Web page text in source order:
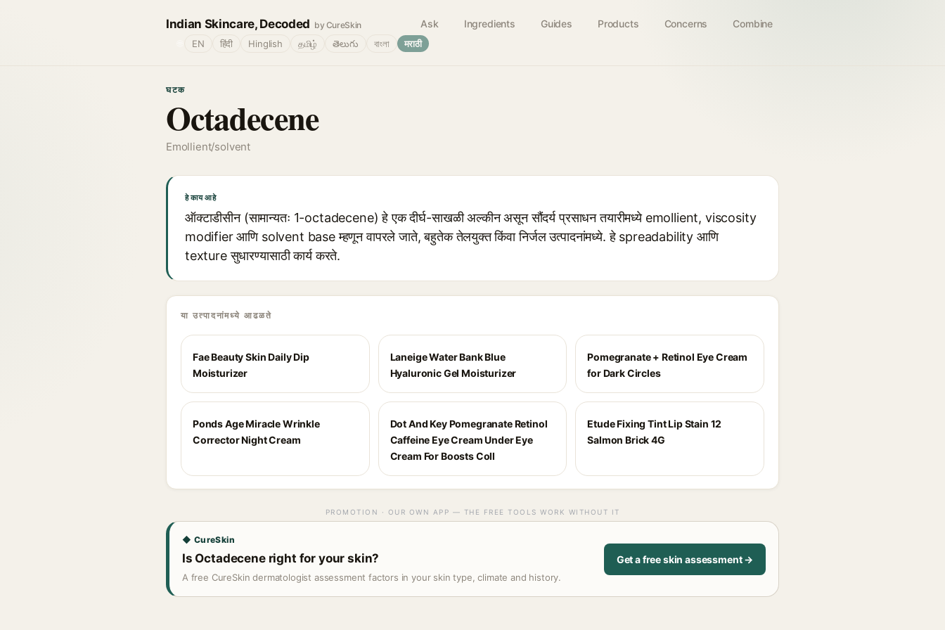
Indian Skincare, Decoded by CureSkin Ask Ingredients Guides Products Concerns Combine
EN हिंदी Hinglish தமிழ் తెలుగు বাংলা मराठी
घटक
Octadecene
Emollient/solvent
हे काय आहे
ऑक्टाडीसीन (सामान्यतः 1-octadecene) हे एक दीर्घ-साखळी अल्कीन असून सौंदर्य प्रसाधन तयारीमध्ये emollient, viscosity
modifier आणि solvent base म्हणून वापरले जाते, बहुतेक तेलयुक्त किंवा निर्जल उत्पादनांमध्ये. हे spreadability आणि
texture सुधारण्यासाठी कार्य करते.
या उत्पादनांमध्ये आढळते
Fae Beauty Skin Daily Dip
Moisturizer
Laneige Water Bank Blue
Hyaluronic Gel Moisturizer
Pomegranate + Retinol Eye Cream
for Dark Circles
Ponds Age Miracle Wrinkle
Corrector Night Cream
Dot And Key Pomegranate Retinol
Caffeine Eye Cream Under Eye
Cream For Boosts Coll
Etude Fixing Tint Lip Stain 12
Salmon Brick 4G
PROMOTION · OUR OWN APP — THE FREE TOOLS WORK WITHOUT IT
◆ CureSkin
Is Octadecene right for your skin?
A free CureSkin dermatologist assessment factors in your skin type, climate and history.
Get a free skin assessment →